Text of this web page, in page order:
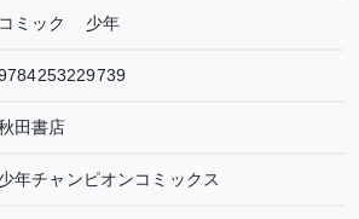
コミック 少年
田書店
少年チャンピオンコミックス